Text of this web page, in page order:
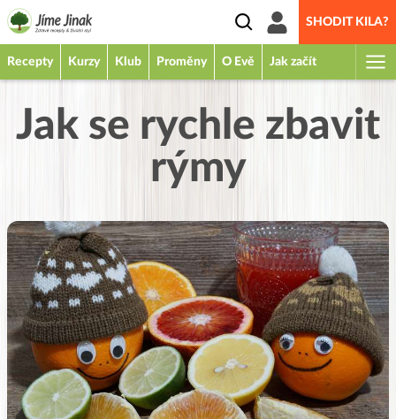
SHODIT KILA?
Recepty Kurzy Klub Proměny O Evě Jak začít
Jak se rychle zbavit
rýmy